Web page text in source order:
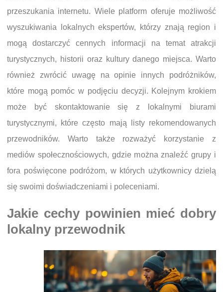
przeszukania internetu. Wiele platform oferuje możliwość
wyszukiwania lokalnych ekspertów, którzy znają region i
mogą dostarczyć cennych informacji na temat atrakcji
turystycznych, historii oraz kultury danego miejsca. Warto
również zwrócić uwagę na opinie innych podróżników,
które mogą pomóc w podjęciu decyzji. Kolejnym krokiem
może być skontaktowanie się z lokalnymi biurami
turystycznymi, które często mają listy rekomendowanych
przewodników. Warto także rozważyć korzystanie z
mediów społecznościowych, gdzie można znaleźć grupy i
fora poświęcone podróżom, w których użytkownicy dzielą
się swoimi doświadczeniami i poleceniami.
Jakie cechy powinien mieć dobry
lokalny przewodnik